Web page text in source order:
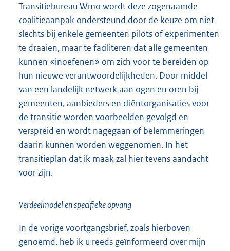
Transitiebureau Wmo wordt deze zogenaamde
coalitieaanpak ondersteund door de keuze om niet
slechts bij enkele gemeenten pilots of experimenten
te draaien, maar te faciliteren dat alle gemeenten
kunnen «inoefenen» om zich voor te bereiden op
hun nieuwe verantwoordelijkheden. Door middel
van een landelijk netwerk aan ogen en oren bij
gemeenten, aanbieders en cliëntorganisaties voor
de transitie worden voorbeelden gevolgd en
verspreid en wordt nagegaan of belemmeringen
daarin kunnen worden weggenomen. In het
transitieplan dat ik maak zal hier tevens aandacht
voor zijn.
Verdeelmodel en specifieke opvang
In de vorige voortgangsbrief, zoals hierboven
genoemd, heb ik u reeds geïnformeerd over mijn